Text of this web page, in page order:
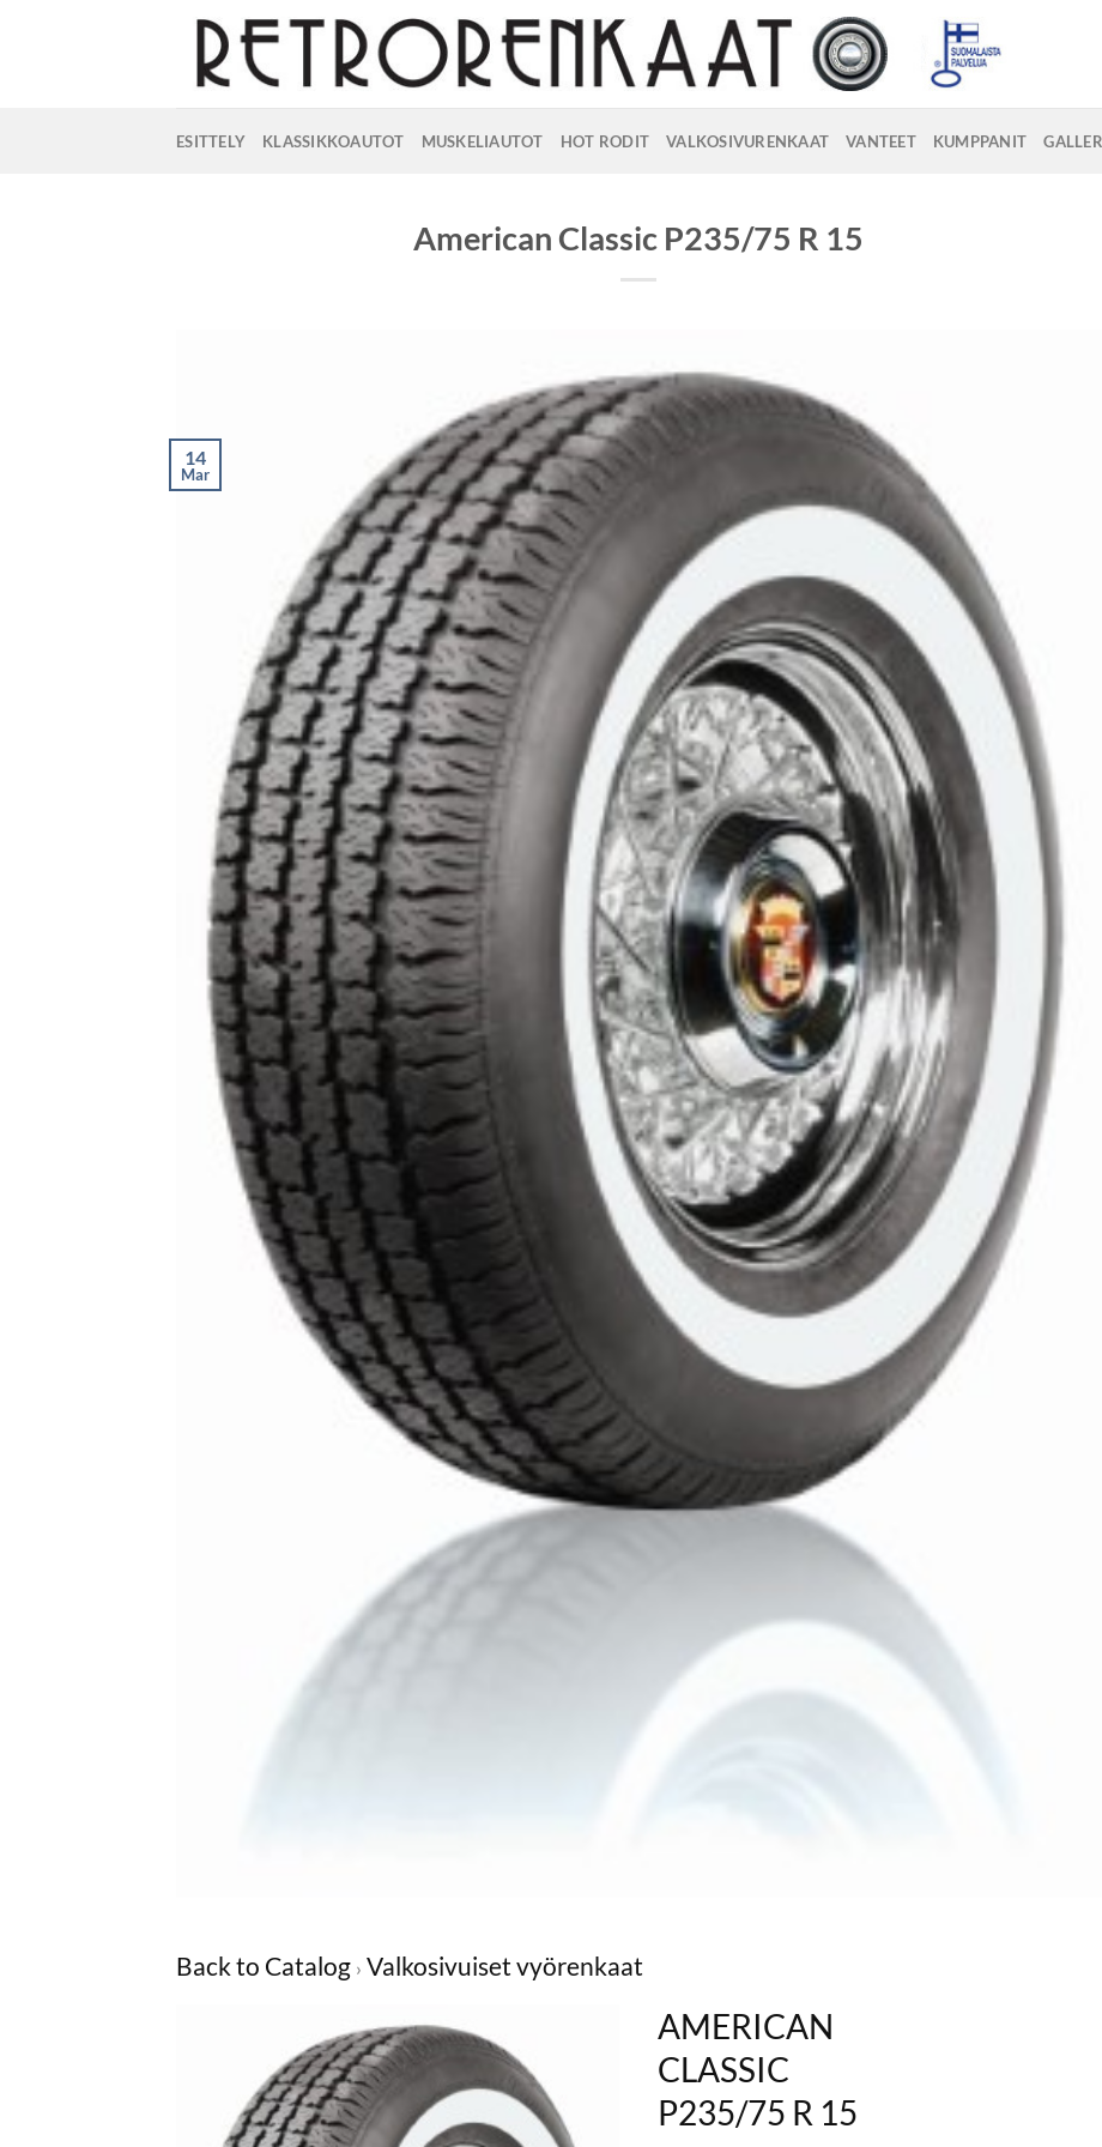
ESITTELY KLASSIKKOAUTOT MUSKELIAUTOT HOT RODIT VALKOSIVURENKAAT VANTEET KUMPPANIT
American Classic P235/75 R 15
14
Mar
Back to Catalog Valkosivuiset vyörenkaat
AMERICAN
CLASSIC
P235/75 R 15